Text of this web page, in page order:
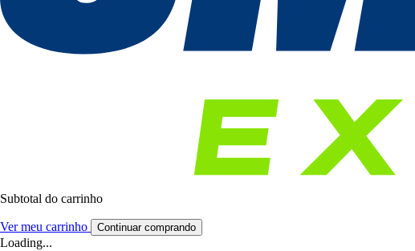
Subtotal do carrinho
Ver meu carrinho Continuar comprando
Loading...